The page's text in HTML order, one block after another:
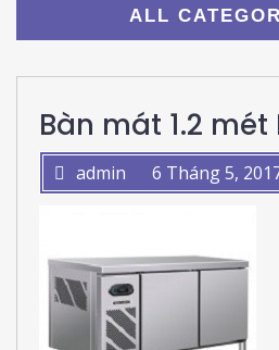
ALL
Bàn mát 1.2 mét
admin 6 Tháng 5,